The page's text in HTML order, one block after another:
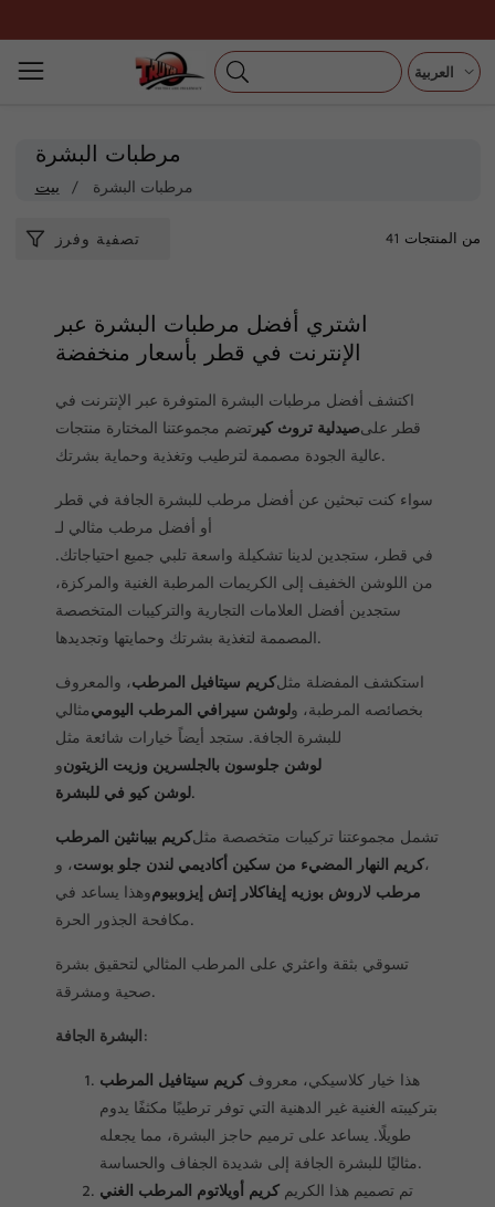
الى
المحتوى
مجموعة:
مرطبات البشرة
بيت مرطبات البشرة
تصفية وفرز 41 من المنتجات
اشتري أفضل مرطبات البشرة عبر
الإنترنت في قطر بأسعار منخفضة
اكتشف أفضل مرطبات البشرة المتوفرة عبر الإنترنت في
قطر علىصيدلية تروث كيرتضم مجموعتنا المختارة منتجات
عالية الجودة مصممة لترطيب وتغذية وحماية بشرتك.
سواء كنت تبحثين عن أفضل مرطب للبشرة الجافة في قطر
أو أفضل مرطب مثالي لـ
في قطر، ستجدين لدينا تشكيلة واسعة تلبي جميع احتياجاتك.
من اللوشن الخفيف إلى الكريمات المرطبة الغنية والمركزة،
ستجدين أفضل العلامات التجارية والتركيبات المتخصصة
المصممة لتغذية بشرتك وحمايتها وتجديدها.
استكشف المفضلة مثلكريم سيتافيل المرطب، والمعروف
بخصائصه المرطبة، ولوشن سيرافي المرطب اليوميمثالي
للبشرة الجافة. ستجد أيضاً خيارات شائعة مثل
لوشن جلوسون بالجلسرين وزيت الزيتونو
لوشن كيو في للبشرة.
تشمل مجموعتنا تركيبات متخصصة مثلكريم بيبانثين المرطب
،كريم النهار المضيء من سكين أكاديمي لندن جلو بوست، و
مرطب لاروش بوزيه إيفاكلار إتش إيزوبيوموهذا يساعد في
مكافحة الجذور الحرة.
تسوقي بثقة واعثري على المرطب المثالي لتحقيق بشرة
صحية ومشرقة.
البشرة الجافة:
كريم سيتافيل المرطب هذا خيار كلاسيكي، معروف
بتركيبته الغنية غير الدهنية التي توفر ترطيبًا مكثفًا يدوم
طويلًا. يساعد على ترميم حاجز البشرة، مما يجعله
مثاليًا للبشرة الجافة إلى شديدة الجفاف والحساسة.
كريم أويلاتوم المرطب الغني تم تصميم هذا الكريم